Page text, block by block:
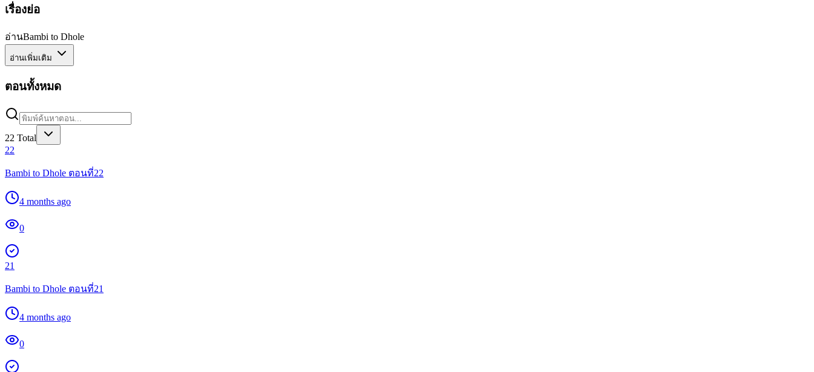
เรื่องย่อ
อ่านBambi to Dhole
อ่านเพิ่มเติม
ตอนทั้งหมด
22 Total
22
Bambi to Dhole ตอนที่22
4 months ago
0
21
Bambi to Dhole ตอนที่21
4 months ago
0